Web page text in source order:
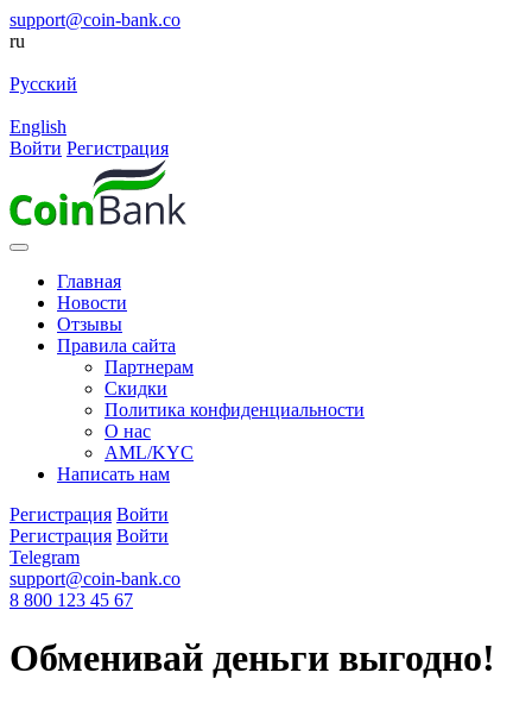
support@coin-bank.co
ru
Русский
English
Войти Регистрация
Главная
Новости
Отзывы
Правила сайта
Партнерам
Скидки
Политика конфиденциальности
О нас
AML/KYC
Написать нам
Регистрация Войти
Регистрация Войти
Telegram
support@coin-bank.co
8 800 123 45 67
Обменивай деньги выгодно!